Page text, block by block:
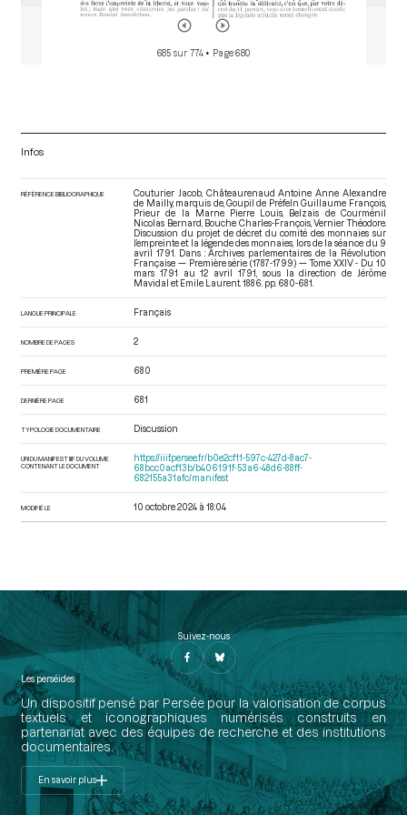
685 sur 774 • Page 680
Infos
RÉFÉRENCE BIBLIOGRAPHIQUE
Couturier Jacob, Châteaurenaud Antoine Anne Alexandre
de Mailly, marquis de, Goupil de Préfeln Guillaume François,
Prieur de la Marne Pierre Louis, Belzais de Courménil
Nicolas Bernard, Bouche Charles-François, Vernier Théodore.
Discussion du projet de décret du comité des monnaies sur
l’empreinte et la légende des monnaies, lors de la séance du 9
avril 1791. Dans : Archives parlementaires de la Révolution
Française — Première série (1787-1799) — Tome XXIV - Du 10
mars 1791 au 12 avril 1791
, sous la direction de Jérôme
Mavidal et Emile Laurent. 1886. pp. 680-681.
LANGUE PRINCIPALE Français
NOMBRE DE PAGES 2
PREMIÈRE PAGE 680
DERNIÈRE PAGE 681
TYPOLOGIE DOCUMENTAIRE Discussion
URI DU MANIFEST IIIF DU VOLUME
CONTENANT LE DOCUMENT
https://iiif.persee.fr/b0e2cf11-597c-427d-8ac7-
68bcc0acf13b/b406191f-53a6-48d6-88ff-
682155a31afc/manifest
MODIFIÉ LE 10 octobre 2024 à 18:04
Suivez-nous
Les perséides
Un dispositif pensé par Persée pour la valorisation de corpus
textuels et iconographiques numérisés construits en
partenariat avec des équipes de recherche et des institutions
documentaires.
En savoir plus